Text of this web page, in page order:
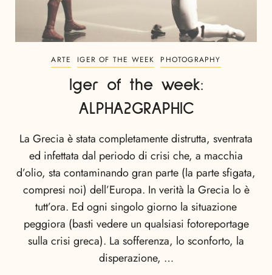
ARTE IGER OF THE WEEK PHOTOGRAPHY
Iger of the week:
ALPHA2GRAPHIC
La Grecia è stata completamente distrutta, sventrata
ed infettata dal periodo di crisi che, a macchia
d’olio, sta contaminando gran parte (la parte sfigata,
compresi noi) dell’Europa. In verità la Grecia lo è
tutt’ora. Ed ogni singolo giorno la situazione
peggiora (basti vedere un qualsiasi fotoreportage
sulla crisi greca). La sofferenza, lo sconforto, la
disperazione, …